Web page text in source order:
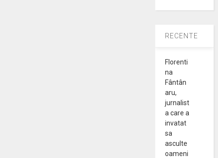
RECENTE
Florenti
na
Fântân
aru,
jurnalist
a care a
invatat
sa
asculte
oameni